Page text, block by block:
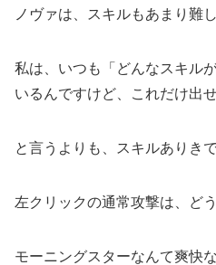
ノヴァは、スキルもあまり難
私は、いつも「どんなスキル
いるんですけど、これだけ出
と言うよりも、スキルありき
左クリックの通常攻撃は、ど
モーニングスターなんて爽快